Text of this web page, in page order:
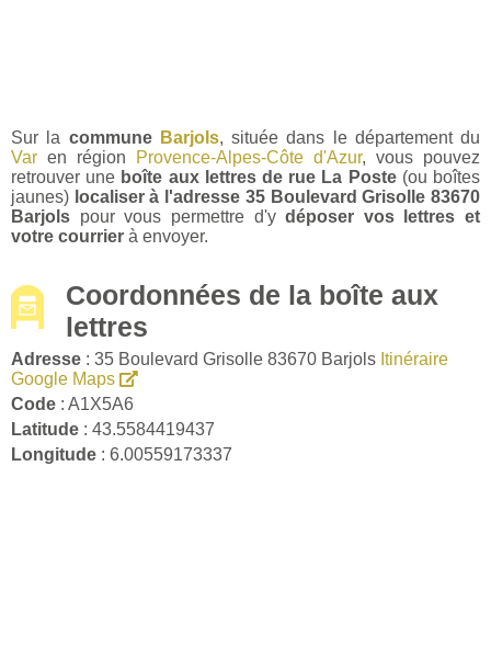
Sur la commune Barjols, située dans le département du
Var en région Provence-Alpes-Côte d'Azur, vous pouvez
retrouver une boîte aux lettres de rue La Poste(ou boîtes
jaunes) localiser à l'adresse 35 Boulevard Grisolle 83670
Barjols pour vous permettre d'ydéposer vos lettres et
votre courrier à envoyer.
Coordonnées de la boîte aux
lettres
Adresse : 35 Boulevard Grisolle 83670 Barjols Itinéraire
Google Maps
Code : A1X5A6
Latitude : 43.5584419437
Longitude : 6.00559173337